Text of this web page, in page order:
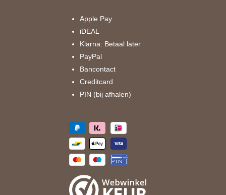
Apple Pay
iDEAL
Klarna: Betaal later
PayPal
Bancontact
Creditcard
PIN (bij afhalen)